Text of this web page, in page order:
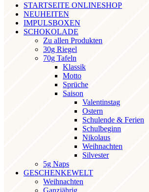
STARTSEITE ONLINESHOP
NEUHEITEN
IMPULSBOXEN
SCHOKOLADE
Zu allen Produkten
30g Riegel
70g Tafeln
Klassik
Motto
Sprüche
Saison
Valentinstag
Ostern
Schulende & Ferien
Schulbeginn
Nikolaus
Weihnachten
Silvester
5g Naps
GESCHENKEWELT
Weihnachten
Ganzjährig